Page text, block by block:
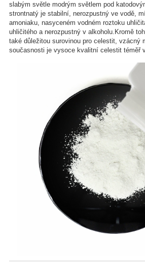
slabým světle modrým světlem pod
strontnatý je stabilní, nerozpustný ve vodě,
amoniaku, nasyceném vodném roztoku
uhličitého a nerozpustný v alkoholu. Kromě
také důležitou surovinou pro celestit, vzácný
současnosti je vysoce kvalitní celestit téměř